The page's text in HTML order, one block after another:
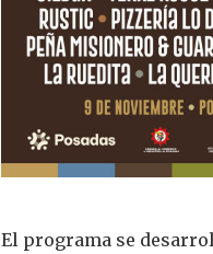
El programa se